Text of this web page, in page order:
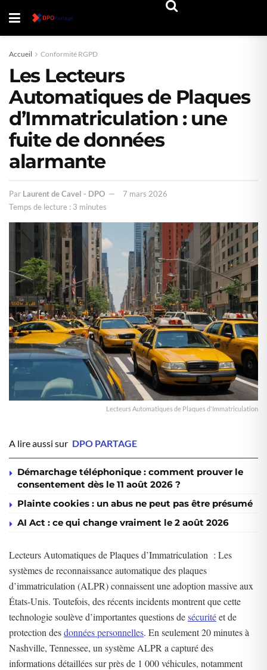
Accueil Conformité RGPD
Les Lecteurs
Automatiques de Plaques
d’Immatriculation : une
fuite de données
alarmante
Par Laurent de Cavel - DPO
7 mars 2026
Temps de lecture : 3 minutes
Lecteurs Automatiques de Plaques d'Immatriculation
A lire aussi sur DPO PARTAGE
Démarchage téléphonique : comment prouver le
consentement dès le 11 août 2026 ?
Plainte cookies : un abus ne peut pas être présumé
AI Act : ce qui change vraiment le 2 août 2026
Lecteurs Automatiques de Plaques d’Immatriculation : Les
systèmes de reconnaissance automatique des plaques
d’immatriculation (ALPR) connaissent une adoption massive aux
États-Unis. Toutefois, des récents incidents montrent que cette
technologie soulève d’importantes questions desécuritéet de
protection desdonnées personnelles. En seulement 20 minutes à
Nashville, Tennessee, un système ALPR a capturé des
informations détaillées sur près de 1 000 véhicules, notamment